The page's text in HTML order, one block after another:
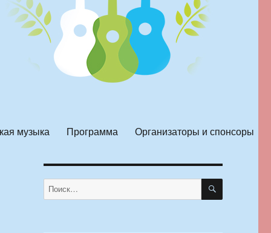
музыка Программа Организаторы и спонсоры
Искать: ПОИСК